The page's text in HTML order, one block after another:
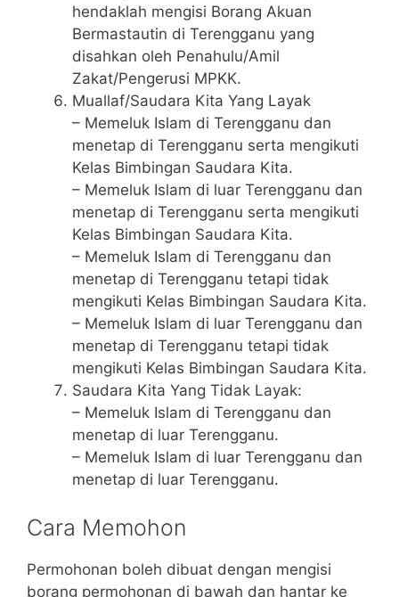
hendaklah mengisi Borang Akuan
Bermastautin di Terengganu yang
disahkan oleh Penahulu/Amil
Zakat/Pengerusi MPKK.
Muallaf/Saudara Kita Yang Layak
– Memeluk Islam di Terengganu dan
menetap di Terengganu serta mengikuti
Kelas Bimbingan Saudara Kita.
– Memeluk Islam di luar Terengganu dan
menetap di Terengganu serta mengikuti
Kelas Bimbingan Saudara Kita.
– Memeluk Islam di Terengganu dan
menetap di Terengganu tetapi tidak
mengikuti Kelas Bimbingan Saudara Kita.
– Memeluk Islam di luar Terengganu dan
menetap di Terengganu tetapi tidak
mengikuti Kelas Bimbingan Saudara Kita.
Saudara Kita Yang Tidak Layak:
– Memeluk Islam di Terengganu dan
menetap di luar Terengganu.
– Memeluk Islam di luar Terengganu dan
menetap di luar Terengganu.
Cara Memohon
Permohonan boleh dibuat dengan mengisi
borang permohonan di bawah dan hantar ke